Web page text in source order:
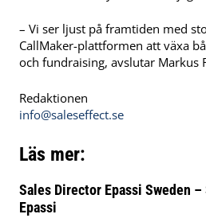
– Vi ser ljust på framtiden med
CallMaker-plattformen att växa
och fundraising, avslutar Markus
Redaktionen
info@saleseffect.se
Läs mer:
Sales Director Epassi Sweden
Epassi